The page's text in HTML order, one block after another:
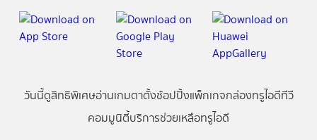
วันนี้ดูสิทธิพิเศษอ่านเกมตาตั้งช้อปปิ้งแพ็กเกจกล่องทรูไอดีทีวี
คอมมูนิตี้บริการช่วยเหลือทรูไอดี